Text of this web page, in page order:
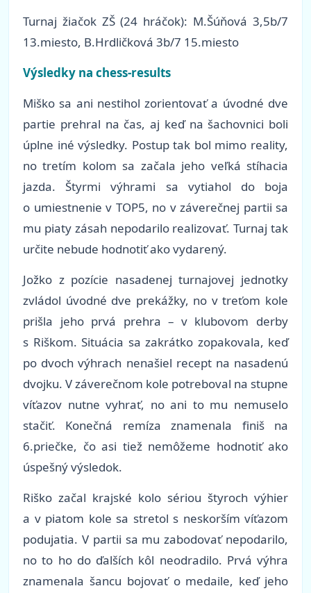
Turnaj žiačok ZŠ (24 hráčok): M.Šúňová 3,5b/7
13.miesto, B.Hrdličková 3b/7 15.miesto
Výsledky na chess-results
Miško sa ani nestihol zorientovať a úvodné dve
partie prehral na čas, aj keď na šachovnici boli
úplne iné výsledky. Postup tak bol mimo reality,
no tretím kolom sa začala jeho veľká stíhacia
jazda. Štyrmi výhrami sa vytiahol do boja
o umiestnenie v TOP5, no v záverečnej partii sa
mu piaty zásah nepodarilo realizovať. Turnaj tak
určite nebude hodnotiť ako vydarený.
Jožko z pozície nasadenej turnajovej jednotky
zvládol úvodné dve prekážky, no v treťom kole
prišla jeho prvá prehra – v klubovom derby
s Riškom. Situácia sa zakrátko zopakovala, keď
po dvoch výhrach nenašiel recept na nasadenú
dvojku. V záverečnom kole potreboval na stupne
víťazov nutne vyhrať, no ani to mu nemuselo
stačiť. Konečná remíza znamenala finiš na
6.priečke, čo asi tiež nemôžeme hodnotiť ako
úspešný výsledok.
Riško začal krajské kolo sériou štyroch výhier
a v piatom kole sa stretol s neskorším víťazom
podujatia. V partii sa mu zabodovať nepodarilo,
no to ho do ďalších kôl neodradilo. Prvá výhra
znamenala šancu bojovať o medaile, keď jeho